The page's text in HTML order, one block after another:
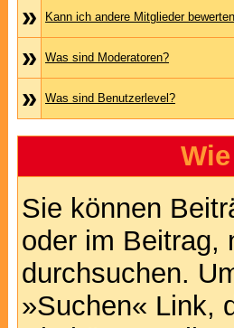
» Kann ich andere Mitglieder
» Was sind Moderatoren?
» Was sind Benutzerlevel?
Sie können
oder im Beitrag,
durchsuchen.
»Suchen« Link,